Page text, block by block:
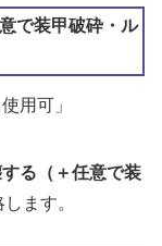
で装甲破砕・ル
用可」
る（＋任意で装
ます。